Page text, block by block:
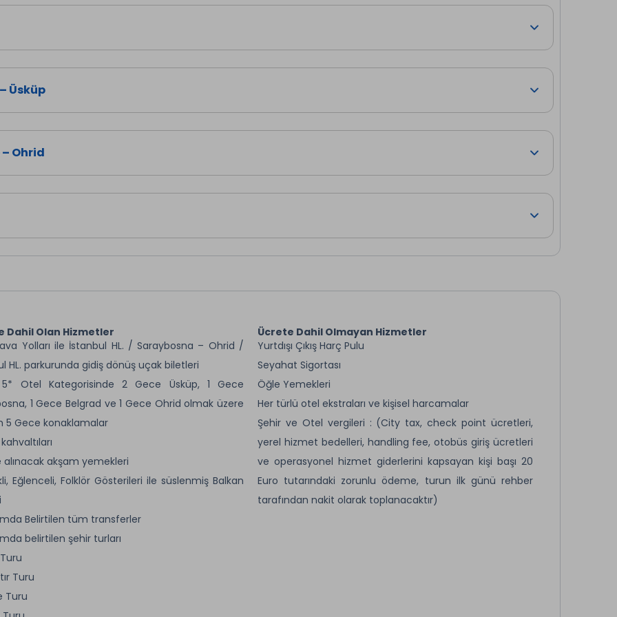
Üsküp
Ohrid
Dahil Olan Hizmetler
Yolları ile İstanbul HL. / Saraybosna – Ohrid /
HL. parkurunda gidiş dönüş uçak biletleri
Otel Kategorisinde 2 Gece Üsküp, 1 Gece
1 Gece Belgrad ve 1 Gece Ohrid olmak üzere
5 Gece konaklamalar
alınacak akşam yemekleri
Eğlenceli, Folklör Gösterileri ile süslenmiş Balkan
Belirtilen tüm transferler
belirtilen şehir turları
Turu
Turu
Ücrete Dahil Olmayan Hizmetler
Yurtdışı Çıkış Harç Pulu
Seyahat Sigortası
Öğle Yemekleri
Her türlü otel ekstraları ve kişisel harcamalar
Şehir ve Otel vergileri : (City tax, check point ücretleri,
yerel hizmet bedelleri, handling fee, otobüs giriş ücretleri
ve operasyonel hizmet giderlerini kapsayan kişi başı 20
Euro tutarındaki zorunlu ödeme, turun ilk günü rehber
tarafından nakit olarak toplanacaktır)